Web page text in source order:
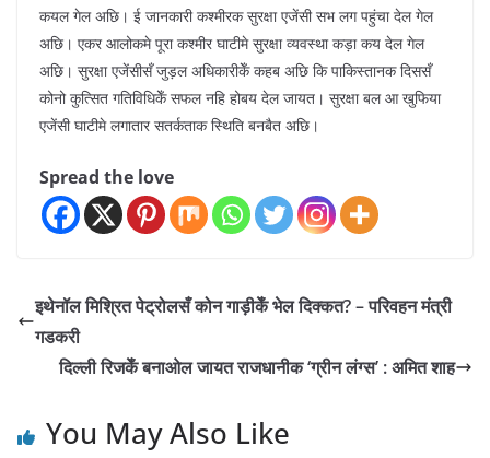
कयल गेल अछि। ई जानकारी कश्मीरक सुरक्षा एजेंसी सभ लग पहुंचा देल गेल
अछि। एकर आलोकमे पूरा कश्मीर घाटीमे सुरक्षा व्यवस्था कड़ा कय देल गेल
अछि। सुरक्षा एजेंसीसँ जुड़ल अधिकारीकेँ कहब अछि कि पाकिस्तानक दिससँ
कोनो कुत्सित गतिविधिकेँ सफल नहि होबय देल जायत। सुरक्षा बल आ खुफिया
एजेंसी घाटीमे लगातार सतर्कताक स्थिति बनबैत अछि।
Spread the love
इथेनॉल मिश्रित पेट्रोलसँ कोन गाड़ीकेँ भेल दिक्कत? – परिवहन मंत्री
गडकरी
दिल्ली रिजकेँ बनाओल जायत राजधानीक ‘ग्रीन लंग्स’ : अमित शाह
You May Also Like